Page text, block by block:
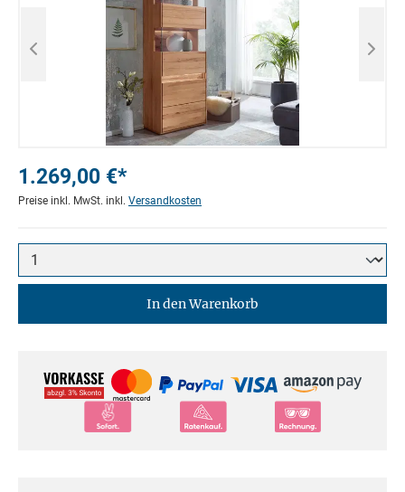
1.269,00 €*
Preise inkl. MwSt. inkl. Versandkosten
In den Warenkorb